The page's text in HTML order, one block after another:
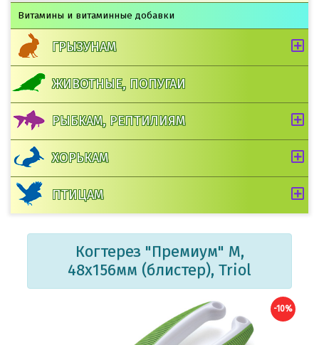
Витамины и витаминные добавки
ГРЫЗУНАМ
ЖИВОТНЫЕ, ПОПУГАИ
РЫБКАМ, РЕПТИЛИЯМ
ХОРЬКАМ
ПТИЦАМ
Когтерез "Премиум" M,
48х156мм (блистер), Triol
-10%